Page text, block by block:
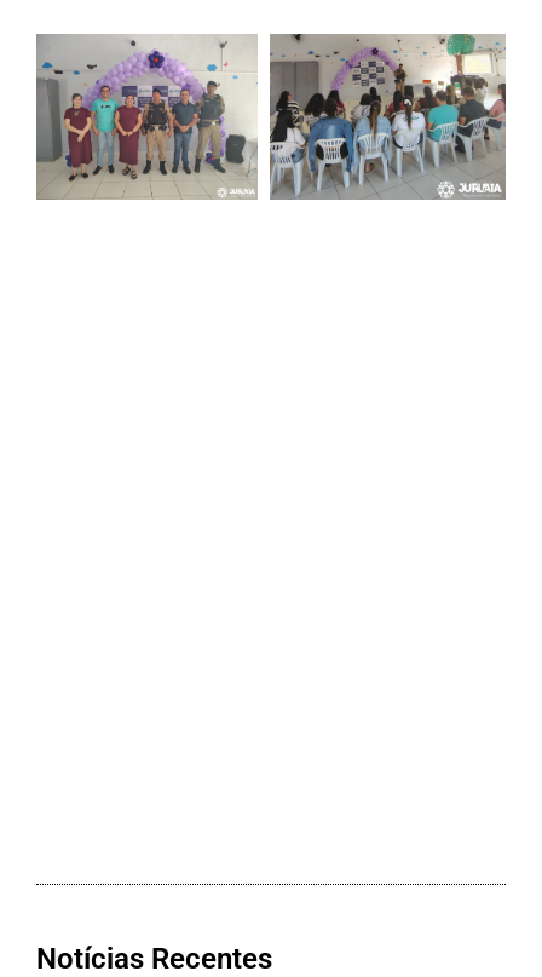
Notícias Recentes